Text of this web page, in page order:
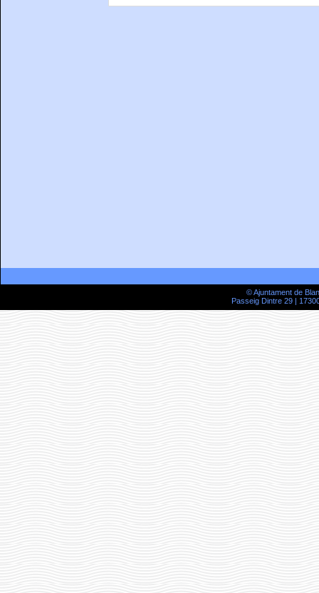
© Ajuntament de
Passeig Dintre 29 |